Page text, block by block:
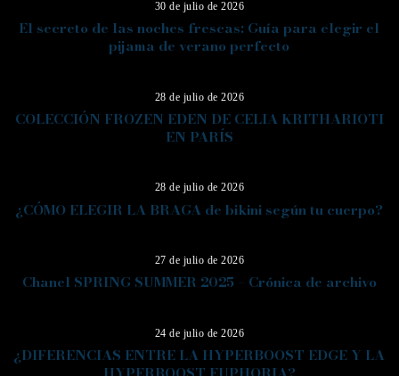
30 de julio de 2026
El secreto de las noches frescas: Guía para elegir el
pijama de verano perfecto
28 de julio de 2026
COLECCIÓN FROZEN EDEN DE CELIA KRITHARIOTI
EN PARÍS
28 de julio de 2026
¿CÓMO ELEGIR LA BRAGA de bikini según tu cuerpo?
08
27 de julio de 2026
Chanel SPRING SUMMER 2025 – Crónica de archivo
09
24 de julio de 2026
¿DIFERENCIAS ENTRE LA HYPERBOOST EDGE Y LA